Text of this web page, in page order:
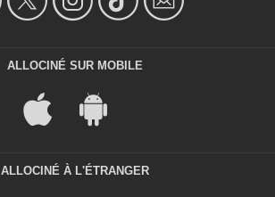
ALLOCINÉ SUR MOBILE
ALLOCINÉ À L'ÉTRANGER